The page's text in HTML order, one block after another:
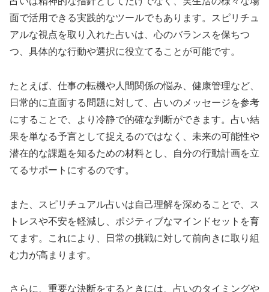
面で活用できる実践的なツールでもあります。スピリチュ
アルな視点を取り入れた占いは、心のバランスを保ちつ
つ、具体的な行動や選択に役立てることが可能です。
たとえば、仕事の転機や人間関係の悩み、健康管理など、
日常的に直面する問題に対して、占いのメッセージを参考
にすることで、より冷静で的確な判断ができます。占い結
果を単なる予言として捉えるのではなく、未来の可能性や
潜在的な課題を知るための材料とし、自分の行動計画を立
てるサポートにするのです。
また、スピリチュアル占いは自己理解を深めることで、ス
トレスや不安を軽減し、ポジティブなマインドセットを育
てます。これにより、日常の挑戦に対して前向きに取り組
む力が高まります。
さらに、重要な決断をするときには、占いのタイミングや